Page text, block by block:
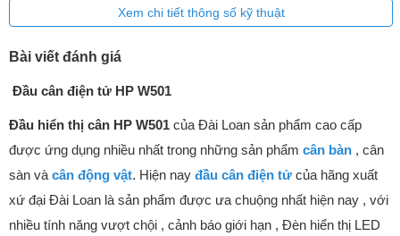
Xem chi tiết thông số kỹ thuật
Bài viết đánh giá
Đầu cân điện tử HP W501
Đầu hiển thị cân HP W501 của Đài Loan sản phẩm cao cấp
được ứng dụng nhiều nhất trong những sản phẩm cân bàn , cân
sàn và cân động vật. Hiện nay đầu cân điện tử của hãng xuất
xứ đại Đài Loan là sản phẩm được ưa chuộng nhất hiện nay , với
nhiều tính năng vượt chội , cảnh báo giới hạn , Đèn hiển thị LED